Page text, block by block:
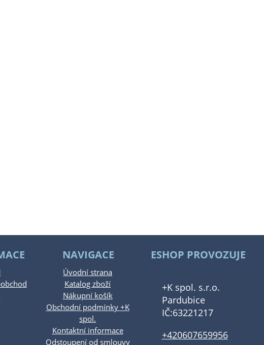
NAVIGACE
Úvodní strana
Katalog zboží
Nákupní košík
Obchodní podmínky +K
spol.
Kontaktní informace
Odstoupení od smlouvy
ESHOP PROVOZUJE
+K spol. s.r.o.
Pardubice
IČ:63221217
+420607659956